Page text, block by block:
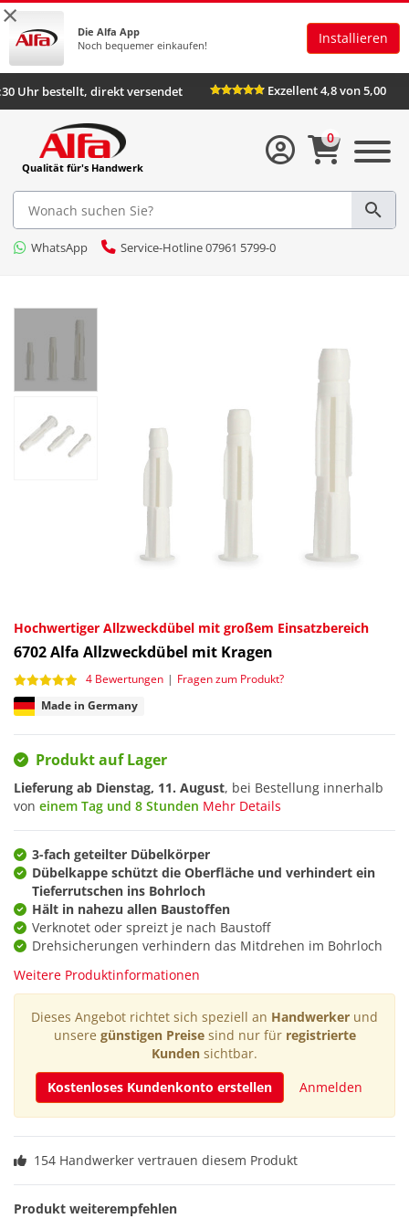
×
Die Alfa App
Noch bequemer einkaufen!
Installieren
Uhr bestellt, direkt versendet Exzellent 4,8 von 5,00
Qualität für's Handwerk
WhatsApp Service-Hotline 07961 5799-0
0
Hochwertiger Allzweckdübel mit großem Einsatzbereich
6702Alfa Allzweckdübel mit Kragen
4 Bewertungen | Fragen zum Produkt?
Made in Germany
Produkt auf Lager
Lieferung ab Dienstag, 11. August, bei Bestellung innerhalb
von einem Tag und 8 Stunden Mehr Details
3-fach geteilter Dübelkörper
Dübelkappe schützt die Oberfläche und verhindert ein
Tieferrutschen ins Bohrloch
Hält in nahezu allen Baustoffen
Verknotet oder spreizt je nach Baustoff
Drehsicherungen verhindern das Mitdrehen im Bohrloch
Weitere Produktinformationen
Dieses Angebot richtet sich speziell an Handwerker und
unsere günstigen Preisesind nur für registrierte
Kunden sichtbar.
Kostenloses Kundenkonto erstellen
Anmelden
154 Handwerker vertrauen diesem Produkt
Produkt weiterempfehlen